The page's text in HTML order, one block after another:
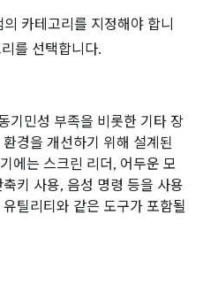
카테고리를 지정해야 합니
를 선택합니다.
기민성 부족을 비롯한 기타 장
경을 개선하기 위해 설계된
에는 스크린 리더, 어두운 모
키 사용, 음성 명령 등을 사용
틸리티와 같은 도구가 포함될